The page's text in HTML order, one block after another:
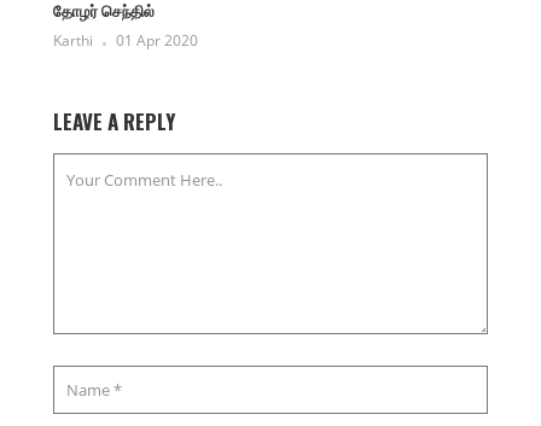
தோழர் செந்தில்
Karthi 01 Apr 2020
LEAVE A REPLY